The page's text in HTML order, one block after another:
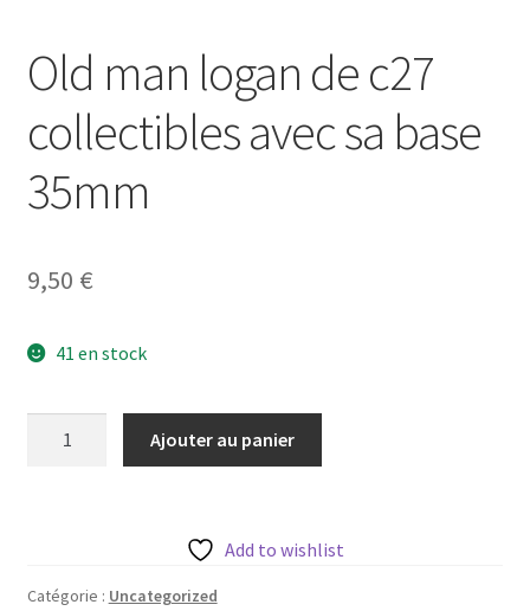
Old man logan de c27
collectibles avec sa base
35mm
9,50 €
41 en stock
c27
Ajouter au panier
Add to wishlist
Catégorie : Uncategorized